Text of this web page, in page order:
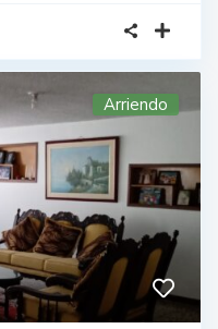
Arriendo